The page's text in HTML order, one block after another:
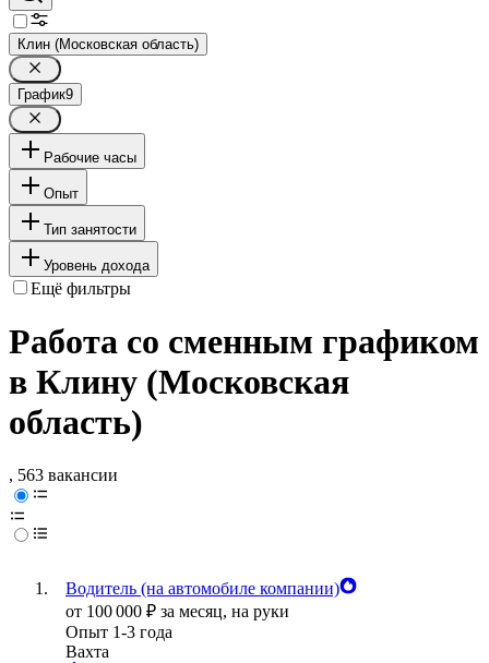
Клин (Московская область)
График9
Рабочие часы
Опыт
Тип занятости
Уровень дохода
Ещё фильтры
Работа со сменным графиком
в Клину (Московская
область)
, 563 вакансии
Водитель (на автомобиле компании)
от 100 000 ₽ за месяц, на руки
Опыт 1-3 года
Вахта